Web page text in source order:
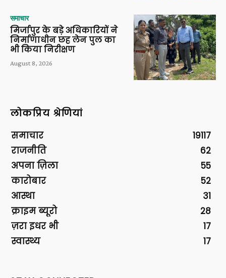
समाचार
मिर्जापुर के बड़े अधिकारियों ने
निर्माणाधीन छह लेन पुल का
भी किया निरीक्षण
August 8, 2026
लोकप्रिय श्रेणियां
समाचार
19117
राजनीति
62
अपना ज़िला
55
कारोबार
52
आस्था
31
क्राइम ब्यूरो
28
ज़रा इधर भी
17
स्वास्थ्य
17